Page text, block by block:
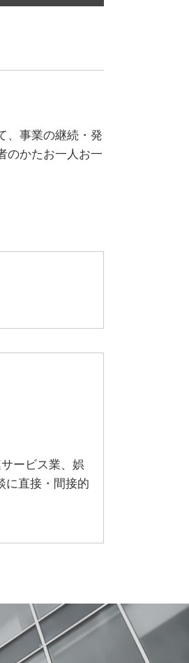
、事業の継続・発
のかたお一人お一
ービス業、娯
に直接・間接的